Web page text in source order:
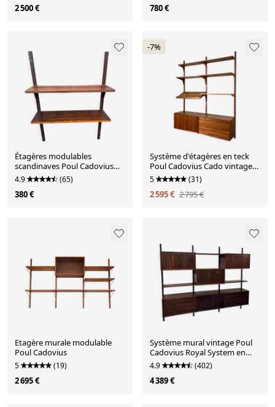
2 500 € 780 €
Étagères modulables
scandinaves Poul Cadovius
pour Cado 1960
4.9 (65)
380 €
-7%
Système d'étagères en teck
Poul Cadovius Cado vintage
des années 60 design danois
5 (31)
2 595 € 2 795 €
Etagère murale modulable
Poul Cadovius
5 (19)
2 695 €
Système mural vintage Poul
Cadovius Royal System en
palissandre
4.9 (402)
4 389 €